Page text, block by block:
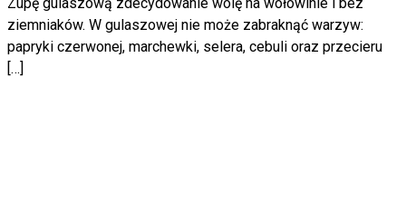
ziemniaków. W gulaszowej nie może zabraknąć warzyw:
papryki czerwonej, marchewki, selera, cebuli oraz przecieru
[…]